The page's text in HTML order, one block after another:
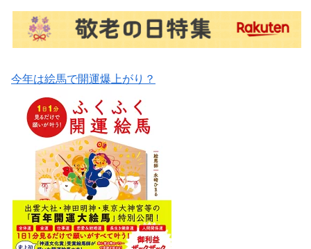
今年は絵馬で開運爆上がり？